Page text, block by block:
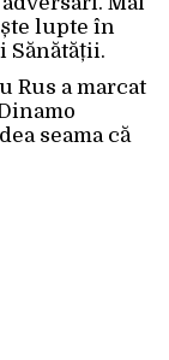
lupte în
Sănătății.
Rus a marcat
seama că